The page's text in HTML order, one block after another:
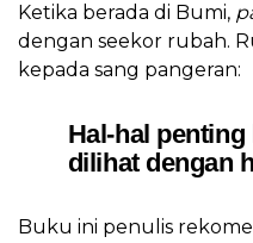
Ketika berada di Bumi,
dengan seekor rubah.
kepada sang pangeran:
Hal-hal penting
dilihat dengan
Buku ini penulis